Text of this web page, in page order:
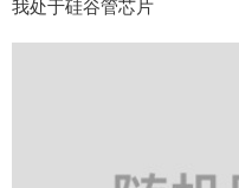
我处于硅谷管芯片